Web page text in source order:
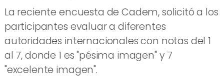
La reciente encuesta de Cadem, solicitó a los
participantes evaluar a diferentes
autoridades internacionales con notas del 1
al 7, donde 1 es "pésima imagen" y 7
"excelente imagen".